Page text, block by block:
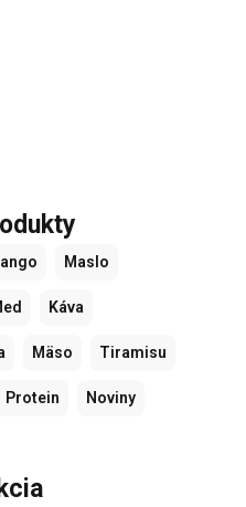
Maslo
Káva
Mäso Tiramisu
Protein Noviny